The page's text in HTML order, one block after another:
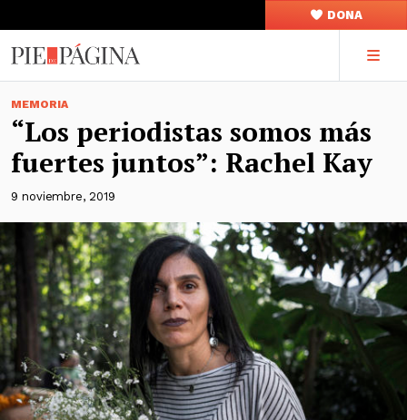
DONA
MEMORIA
“Los periodistas somos más
fuertes juntos”: Rachel Kay
9 noviembre, 2019